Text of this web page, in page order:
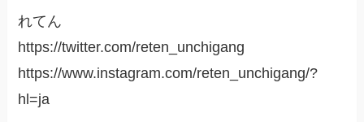
れてん
https://twitter.com/reten_unchigang
https://www.instagram.com/reten_unchigang/?
hl=ja